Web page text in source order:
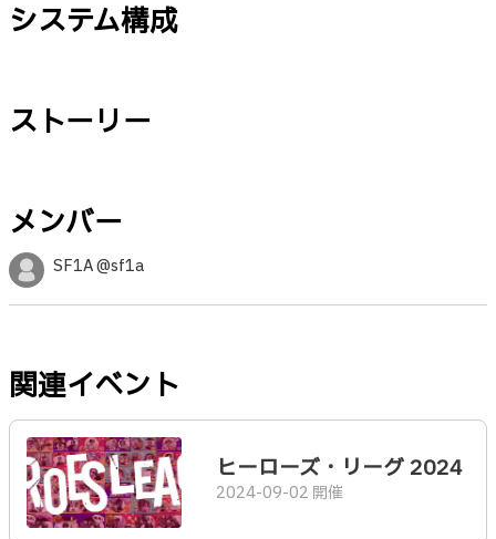
システム構成
ストーリー
メンバー
SF1A @sf1a
関連イベント
ヒーローズ・リーグ 2024
2024-09-02 開催